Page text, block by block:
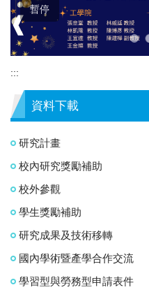
暫停
❰
:::
資料下載
研究計畫
校內研究獎勵補助
校外參觀
學生獎勵補助
研究成果及技術移轉
國內學術暨產學合作交流
學習型與勞務型申請表件